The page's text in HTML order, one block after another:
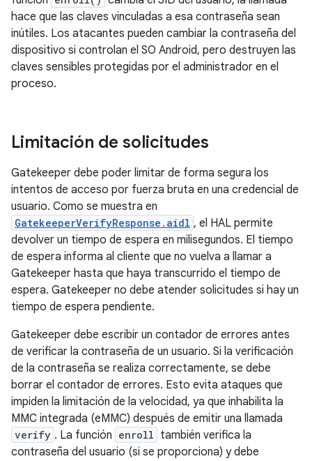
hace que las claves vinculadas a esa contraseña sean
inútiles. Los atacantes pueden cambiar la contraseña del
dispositivo si controlan el SO Android, pero destruyen las
claves sensibles protegidas por el administrador en el
proceso.
Limitación de solicitudes
Gatekeeper debe poder limitar de forma segura los
intentos de acceso por fuerza bruta en una credencial de
usuario. Como se muestra en
GatekeeperVerifyResponse.aidl , el HAL permite
devolver un tiempo de espera en milisegundos. El tiempo
de espera informa al cliente que no vuelva a llamar a
Gatekeeper hasta que haya transcurrido el tiempo de
espera. Gatekeeper no debe atender solicitudes si hay un
tiempo de espera pendiente.
Gatekeeper debe escribir un contador de errores antes
de verificar la contraseña de un usuario. Si la verificación
de la contraseña se realiza correctamente, se debe
borrar el contador de errores. Esto evita ataques que
impiden la limitación de la velocidad, ya que inhabilita la
MMC integrada (eMMC) después de emitir una llamada
verify . La función enroll también verifica la
contraseña del usuario (si se proporciona) y debe